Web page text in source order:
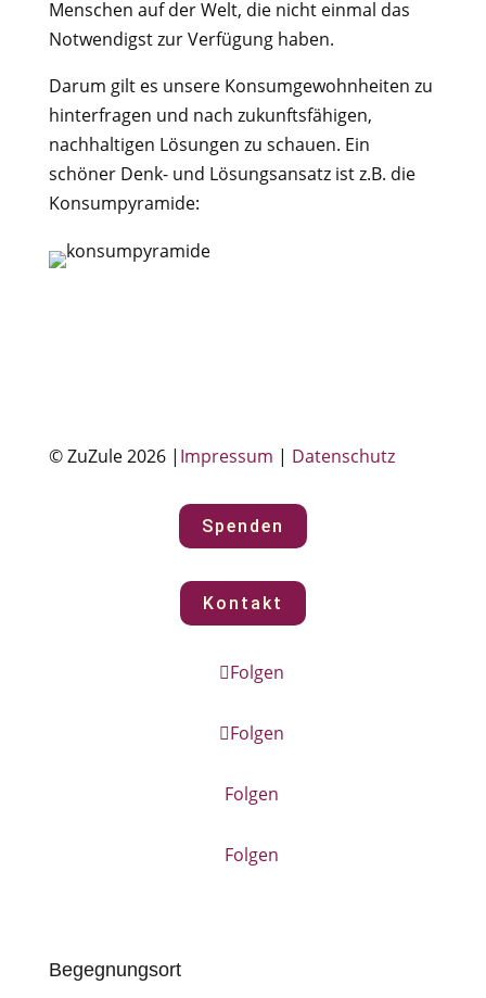
Menschen auf der Welt, die nicht einmal das
Notwendigst zur Verfügung haben.
Darum gilt es unsere Konsumgewohnheiten zu
hinterfragen und nach zukunftsfähigen,
nachhaltigen Lösungen zu schauen. Ein
schöner Denk- und Lösungsansatz ist z.B. die
Konsumpyramide:
© ZuZule 2026 | Impressum | Datenschutz
Spenden
Kontakt
Folgen
Folgen
Folgen
Folgen
Begegnungsort